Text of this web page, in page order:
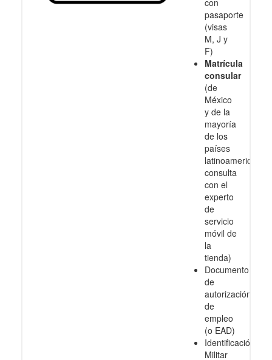
con
pasaporte
(visas
M, J y
F)
Matrícula
consular
(de
México
y de la
mayoría
de los
países
latinoamericanos,
consulta
con el
experto
de
servicio
móvil de
la
tienda)
Documento
de
autorización
de
empleo
(o EAD)
Identificación
Militar